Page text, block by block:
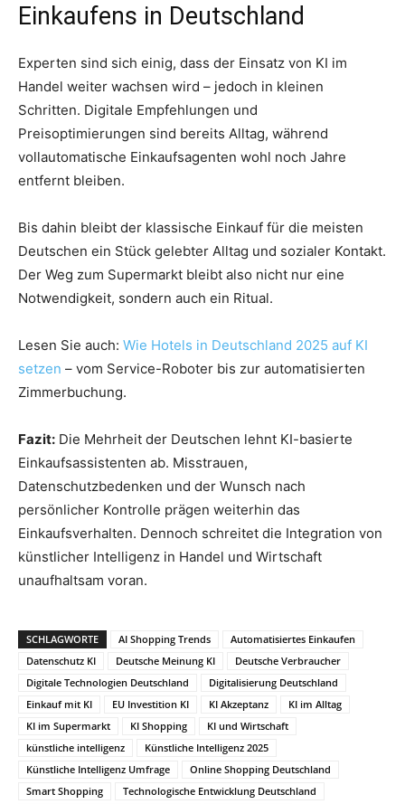
Einkaufens in Deutschland
Experten sind sich einig, dass der Einsatz von KI im
Handel weiter wachsen wird – jedoch in kleinen
Schritten. Digitale Empfehlungen und
Preisoptimierungen sind bereits Alltag, während
vollautomatische Einkaufsagenten wohl noch Jahre
entfernt bleiben.
Bis dahin bleibt der klassische Einkauf für die meisten
Deutschen ein Stück gelebter Alltag und sozialer Kontakt.
Der Weg zum Supermarkt bleibt also nicht nur eine
Notwendigkeit, sondern auch ein Ritual.
Lesen Sie auch: Wie Hotels in Deutschland 2025 auf KI
setzen – vom Service-Roboter bis zur automatisierten
Zimmerbuchung.
Fazit: Die Mehrheit der Deutschen lehnt KI-basierte
Einkaufsassistenten ab. Misstrauen,
Datenschutzbedenken und der Wunsch nach
persönlicher Kontrolle prägen weiterhin das
Einkaufsverhalten. Dennoch schreitet die Integration von
künstlicher Intelligenz in Handel und Wirtschaft
unaufhaltsam voran.
SCHLAGWORTE AI Shopping Trends
Automatisiertes Einkaufen
Datenschutz KI
Deutsche Meinung KI
Deutsche Verbraucher
Digitale Technologien Deutschland
Digitalisierung Deutschland
Einkauf mit KI
EU Investition KI KI Akzeptanz
KI im Alltag
KI im Supermarkt
KI Shopping
KI und Wirtschaft
künstliche intelligenz
Künstliche Intelligenz 2025
Künstliche Intelligenz Umfrage
Online Shopping Deutschland
Smart Shopping
Technologische Entwicklung Deutschland